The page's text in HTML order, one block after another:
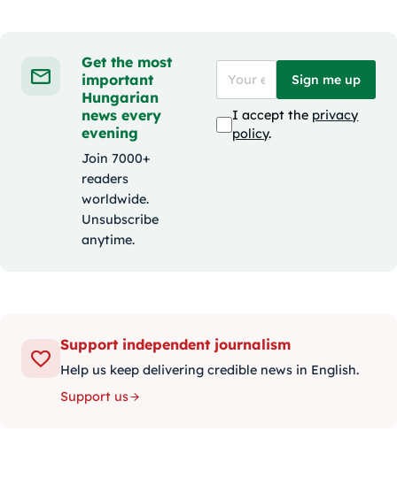
Get the most
important
Hungarian
news every
evening
Join 7000+
readers
worldwide.
Unsubscribe
anytime.
Sign me up
I accept the privacy
policy.
Support independent journalism
Help us keep delivering credible news in English.
Support us